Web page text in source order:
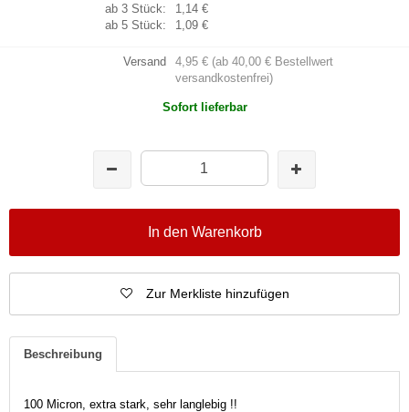
ab 3 Stück:
1,14 €
ab 5 Stück:
1,09 €
Versand
4,95 € (ab 40,00 € Bestellwert
versandkostenfrei)
Sofort lieferbar
In den Warenkorb
Zur Merkliste hinzufügen
Beschreibung
100 Micron, extra stark, sehr langlebig !!